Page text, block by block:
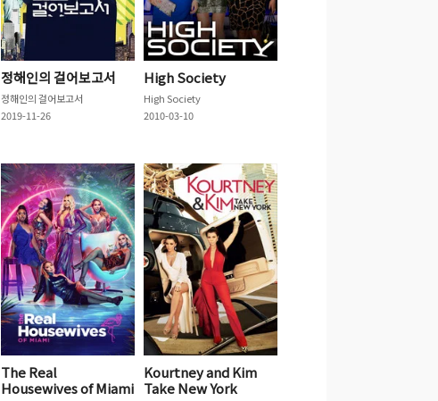
정해인의 걸어보고서
정해인의 걸어보고서
2019-11-26
High Society
High Society
2010-03-10
The Real
Housewives of Miami
Kourtney and Kim
Take New York